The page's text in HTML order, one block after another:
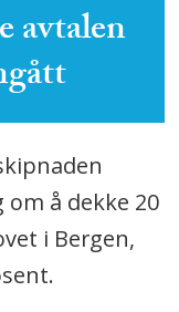
avtalen
å dekke 20
i Bergen,